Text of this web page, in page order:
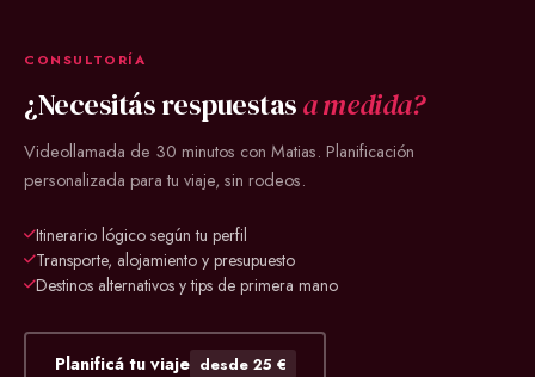
CONSULTORÍA
¿Necesitás respuestasa medida?
Videollamada de 30 minutos con Matias. Planificación
personalizada para tu viaje, sin rodeos.
Itinerario lógico según tu perfil
Transporte, alojamiento y presupuesto
Destinos alternativos y tips de primera mano
Planificá tu viaje desde 25 €